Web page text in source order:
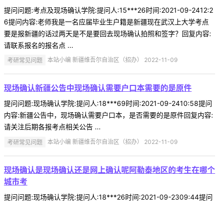
提问问题:考点及现场确认学院:提问人:15***26时间:2021-09-2412:2
6提问内容:老师我是一名应届毕业生户籍是新疆现在武汉上大学考点
要是报新疆的话过两天是不是要回去现场确认拍照和签字？回复内容:
请联系报名的报名点 ...
考研常见问题 本站小编 新疆维吾尔自治区（招办） 2022-11-09
现场确认新疆公告中现场确认需要户口本需要的是原件
提问问题:现场确认学院:提问人:18***69时间:2021-09-2410:58提问
内容:新疆公告中，现场确认需要户口本，是否需要的是原件回复内容:
请关注后期各报考点相关公告 ...
考研常见问题 本站小编 新疆维吾尔自治区（招办） 2022-11-09
现场确认是现场确认还是网上确认呢阿勒泰地区的考生在哪个
城市考
提问问题:现场确认学院:提问人:18***26时间:2021-09-2309:44提问